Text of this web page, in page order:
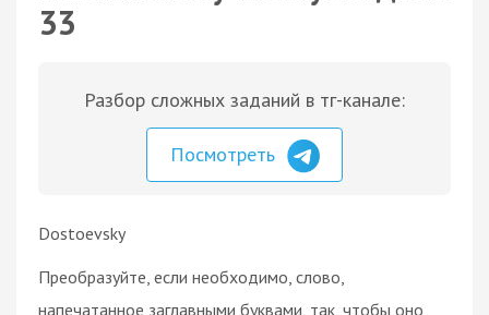
33
Разбор сложных заданий в тг-канале:
Посмотреть
Dostoevsky
Преобразуйте, если необходимо, слово,
напечатанное заглавными буквами, так, чтобы оно